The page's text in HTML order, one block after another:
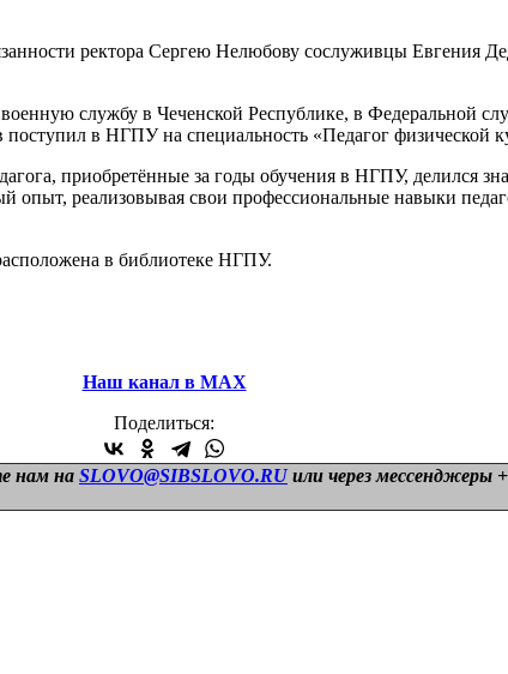
ректора Сергею Нелюбову сослуживцы Евгения
службу в Чеченской Республике, в Федеральной
в НГПУ на специальность «Педагог физической
приобретённые за годы обучения в НГПУ, делился
реализовывая свои профессиональные навыки
в библиотеке НГПУ.
Наш канал в МАХ
Поделиться:
нам на SLOVO@SIBSLOVO.RU или через мессенджеры